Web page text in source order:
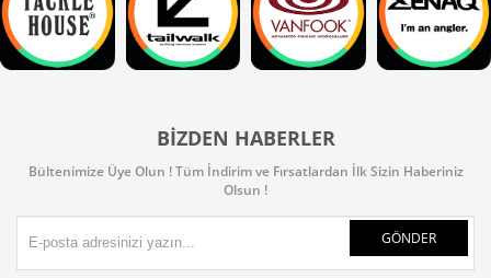
BIZDEN HABERLER
Bültenimize Üye Olun ! Tüm İndirim ve Fırsatlardan İlk Sizin Haberiniz
Olsun !
GÖNDER